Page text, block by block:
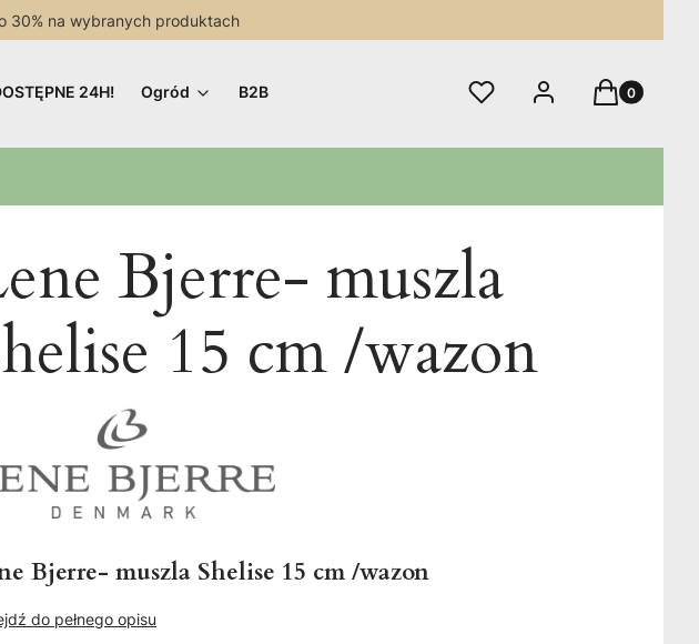
30% na wybranych produktach
24H! Ogród B2B Ulubione Zaloguj sięProdukty w
Koszyk
Bjerre- muszla
15 cm /wazon
Bjerre- muszla Shelise 15 cm /wazon
do pełnego opisu